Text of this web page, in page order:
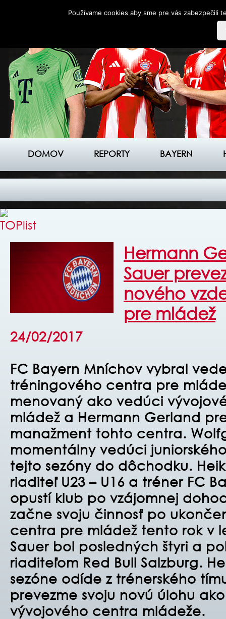
DOMOV REPORTY BAYERN
Hermann
Sauer
nového
pre mládež
24/02/2017
FC Bayern Mníchov vybral
tréningového centra pre
menovaný ako vedúci
mládež a Hermann Gerland
manažment tohto centra.
momentálny vedúci
tejto sezóny do dôchodku.
riaditeľ U23 – U16 a tréner FC
opustí klub po vzájomnej
začne svoju činnosť po
centra pre mládež tento rok v
Sauer bol posledných štyri a
riaditeľom Red Bull Salzburg.
sezóne odíde z trénerského
prevezme svoju novú úlohu
vývojového centra mládeže.
Používame cookies aby sme pre vás zabezpečili